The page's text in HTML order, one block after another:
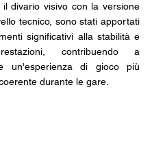
il divario visivo con la versione
tecnico, sono stati apportati
significativi alla stabilità e
contribuendo a
un'esperienza di gioco più
durante le gare.